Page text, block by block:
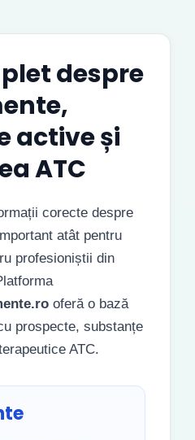
despre
active și
ATC
corecte despre
atât pentru
profesioniștii din
oferă o bază
prospecte, substanțe
ATC.